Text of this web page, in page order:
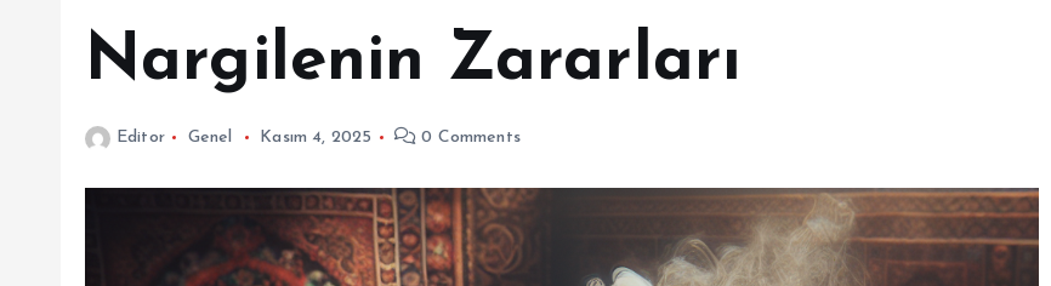
Nargilenin Zararları
Editor Genel Kasım 4, 2025 0 Comments